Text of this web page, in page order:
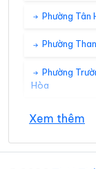
Phường Tân
Phường
Phường
Hòa
Xã An Hiệp
Xã An Phú
Xem thêm